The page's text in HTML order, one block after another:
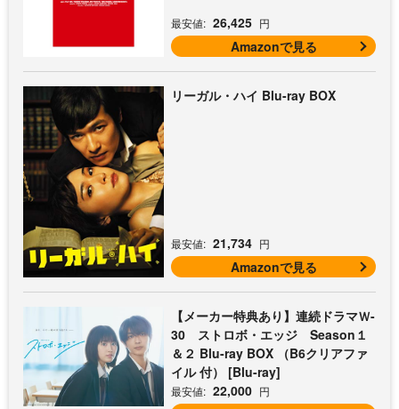
最安値: 26,425 円
Amazonで見る
リーガル・ハイ Blu-ray BOX
最安値: 21,734 円
Amazonで見る
【メーカー特典あり】連続ドラマＷ-
30 ストロボ・エッジ Season１
＆２ Blu-ray BOX （B6クリアファ
イル 付） [Blu-ray]
最安値: 22,000 円